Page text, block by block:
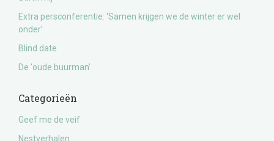
Extra persconferentie: ‘Samen krijgen we de winter er wel
onder’
Blind date
De ‘oude buurman’
Categorieën
Geef me de veif
Nestverhalen